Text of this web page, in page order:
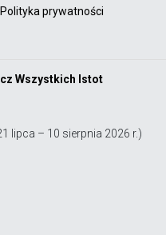
Polityka prywatności
Wszystkich Istot
lipca – 10 sierpnia 2026 r.)